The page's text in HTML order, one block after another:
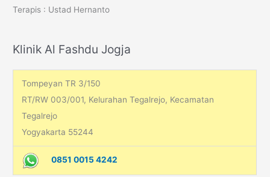
h
Terapis : Ustad Hernanto
Klinik Al Fashdu Jogja
Tompeyan TR 3/150
RT/RW 003/001, Kelurahan Tegalrejo, Kecamatan
Tegalrejo
Yogyakarta 55244
0851 0015 4242